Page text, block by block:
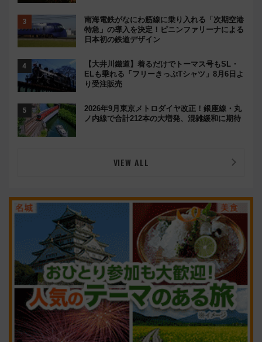
南海電鉄がなにわ筋線に乗り入れる「次期空港
特急」の導入を決定！ピニンファリーナによる
日本初の鉄道デザイン
【大井川鐵道】着るだけでトーマス号もSL・
ELも乗れる「フリーきっぷTシャツ」8月6日よ
り受注販売
2026年9月東京メトロダイヤ改正！銀座線・丸
ノ内線で合計212本の大増発、混雑緩和に期待
VIEW ALL